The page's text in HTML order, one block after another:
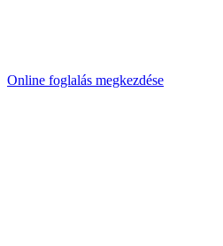
Online foglalás megkezdése